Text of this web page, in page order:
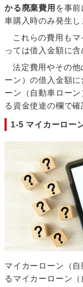
かる廃棄費用 を事
車購入時のみ発生し
これらの費用も
っては借入金額に含
法定費用やその他
ーン）の借入金額
ーン（自動車ロー
る資金使途の欄で確
1-5 マイカーロー
マイカーローン（
るマイカーローン